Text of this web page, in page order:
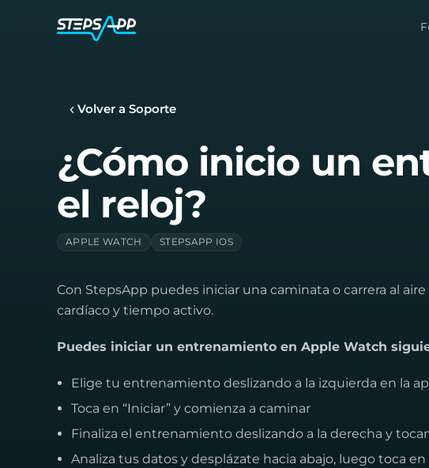
Volver a Soporte
¿Cómo inicio un
el reloj?
APPLE WATCH STEPSAPP IOS
Con StepsApp puedes iniciar una caminata o carrera al
cardíaco y tiempo activo.
Puedes iniciar un entrenamiento en Apple Watch
Elige tu entrenamiento deslizando a la izquierda en la
Toca en “Iniciar” y comienza a caminar
Finaliza el entrenamiento deslizando a la derecha y
Analiza tus datos y desplázate hacia abajo, luego toca en